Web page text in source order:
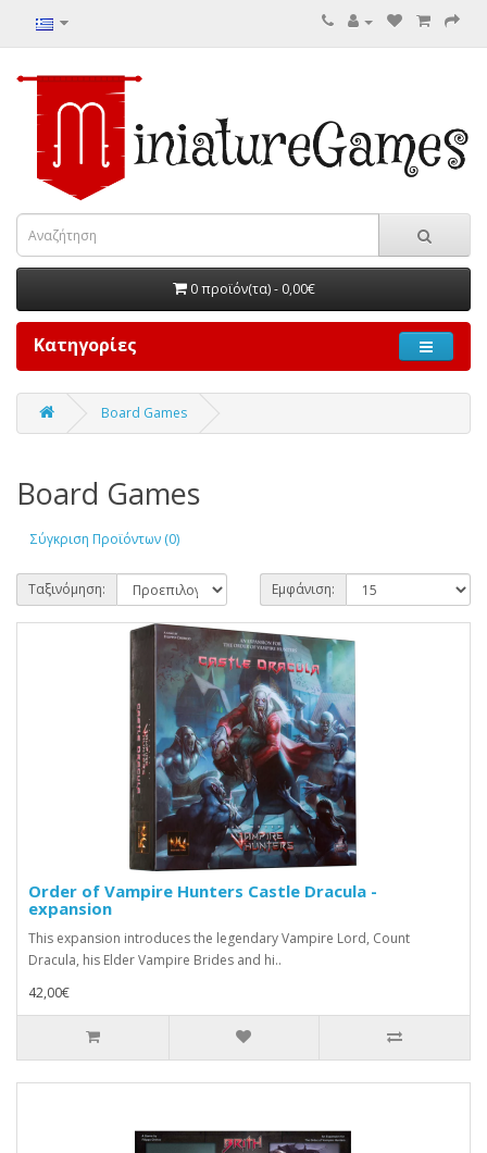
0 προϊόν(τα) - 0,00€
Κατηγορίες
Board Games
Board Games
Σύγκριση Προϊόντων (0)
Ταξινόμηση: Εμφάνιση:
Order of Vampire Hunters Castle Dracula -
expansion
This expansion introduces the legendary Vampire Lord, Count
Dracula, his Elder Vampire Brides and hi..
42,00€